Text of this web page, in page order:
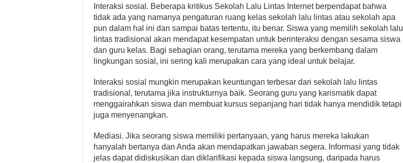
Interaksi sosial. Beberapa kritikus Sekolah Lalu Lintas Internet berpendapat bahwa
tidak ada yang namanya pengaturan ruang kelas sekolah lalu lintas atau sekolah apa
pun dalam hal ini dan sampai batas tertentu, itu benar. Siswa yang memilih sekolah lalu
lintas tradisional akan mendapat kesempatan untuk berinteraksi dengan sesama siswa
dan guru kelas. Bagi sebagian orang, terutama mereka yang berkembang dalam
lingkungan sosial, ini sering kali merupakan cara yang ideal untuk belajar.
Interaksi sosial mungkin merupakan keuntungan terbesar dari sekolah lalu lintas
tradisional, terutama jika instrukturnya baik. Seorang guru yang karismatik dapat
menggairahkan siswa dan membuat kursus sepanjang hari tidak hanya mendidik tetapi
juga menyenangkan.
Mediasi. Jika seorang siswa memiliki pertanyaan, yang harus mereka lakukan
hanyalah bertanya dan Anda akan mendapatkan jawaban segera. Informasi yang tidak
jelas dapat didiskusikan dan diklarifikasi kepada siswa langsung, daripada harus